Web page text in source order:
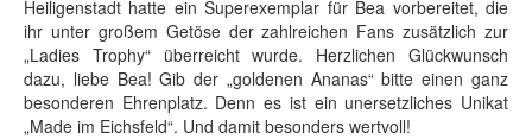
Heiligenstadt hatte ein Superexemplar für Bea vorbereitet, die
ihr unter großem Getöse der zahlreichen Fans zusätzlich zur
„Ladies Trophy“ überreicht wurde. Herzlichen Glückwunsch
dazu, liebe Bea! Gib der „goldenen Ananas“ bitte einen ganz
besonderen Ehrenplatz. Denn es ist ein unersetzliches Unikat
„Made im Eichsfeld“. Und damit besonders wertvoll!